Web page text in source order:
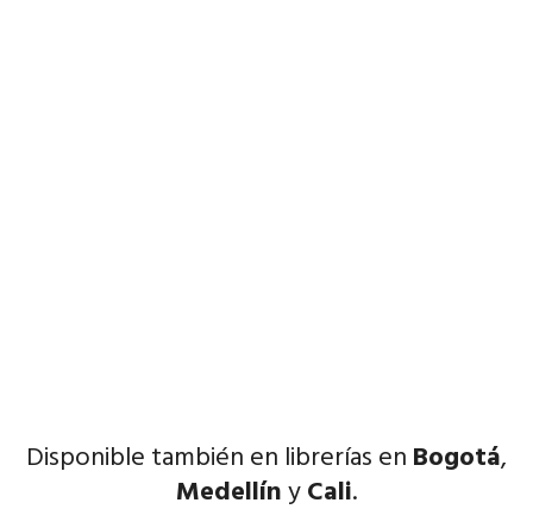
Disponible también en librerías en Bogotá,
MedellínyCali.